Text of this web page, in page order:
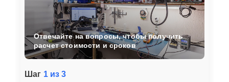
Шаг 1 из 3
Отвечайте на вопросы, чтобы получить
расчет стоимости и сроков